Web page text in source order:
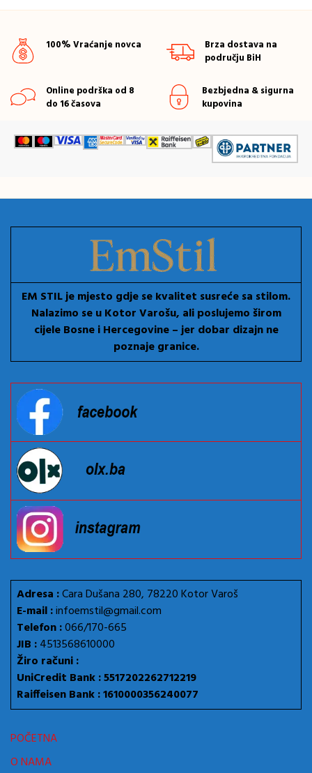
100% Vraćanje novca
Brza dostava na
području BiH
Online podrška od 8
do 16 časova
Bezbjedna & sigurna
kupovina
EM STIL je mjesto gdje se kvalitet susreće sa stilom.
Nalazimo se u Kotor Varošu, ali poslujemo širom
cijele Bosne i Hercegovine – jer dobar dizajn ne
poznaje granice.
Adresa :Cara Dušana 280, 78220 Kotor Varoš
E-mail :infoemstil@gmail.com
Telefon :066/170-665
JIB :4513568610000
Žiro računi :
UniCredit Bank : 5517202262712219
Raiffeisen Bank : 1610000356240077
POČETNA
O NAMA